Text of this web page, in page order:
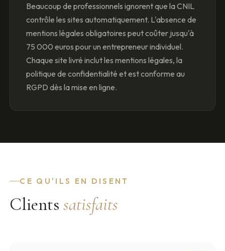
Beaucoup de professionnels ignorent que la CNIL
contrôle les sites automatiquement. L'absence de
mentions légales obligatoires peut coûter jusqu'à
75 000 euros pour un entrepreneur individuel.
Chaque site livré inclut les mentions légales, la
politique de confidentialité et est conforme au
RGPD dès la mise en ligne.
CE QU'ILS EN DISENT
Clientssatisfaits